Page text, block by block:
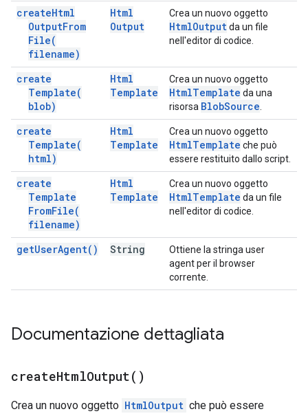
createHtml
OutputFrom
File(
filename)
Html
Output
Crea un nuovo oggetto
HtmlOutputda un file
nell'editor di codice.
create
Template(
blob)
Html
Template
Crea un nuovo oggetto
HtmlTemplate da una
risorsa BlobSource
create
Template(
html)
Html
Template
Crea un nuovo oggetto
HtmlTemplate che può
essere restituito dallo script.
create
Template
FromFile(
filename)
Html
Template
Crea un nuovo oggetto
HtmlTemplate da un file
nell'editor di codice.
getUserAgent( ) String
Ottiene la stringa user
agent per il browser
corrente.
Documentazione dettagliata
createHtmlOutput( )
Crea un nuovo oggetto HtmlOutput che può essere